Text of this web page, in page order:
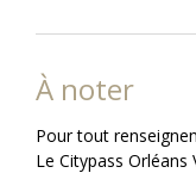
À noter
Pour tout
Le Citypass